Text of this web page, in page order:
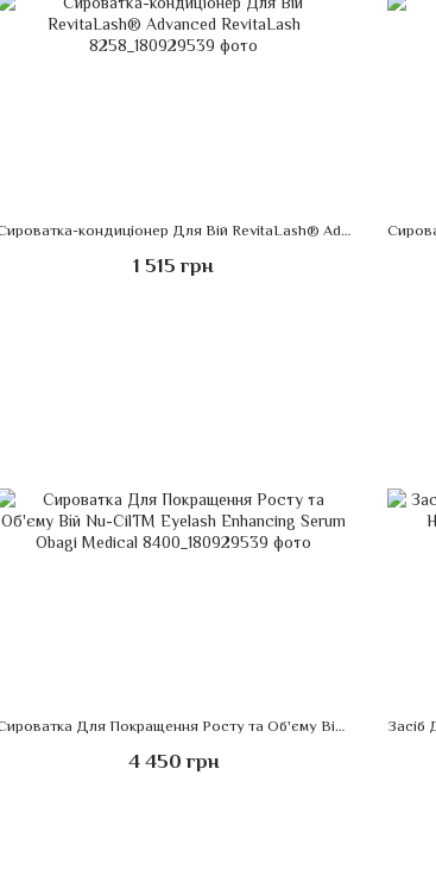
Сироватка-кондиціонер Для Вій RevitaLash® Advanced RevitaLash
1 515 грн
Сироватка Для Покращення Росту та Об'єму Вій Nu-CilTM Eyelash Enhancing Serum Obagi Medical
4 450 грн